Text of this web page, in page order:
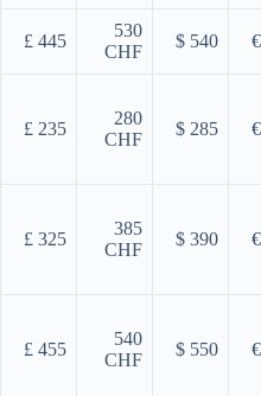
540 $
530
CHF
445 £
285 $
280
CHF
235 £
390 $
385
CHF
325 £
550 $
540
CHF
455 £